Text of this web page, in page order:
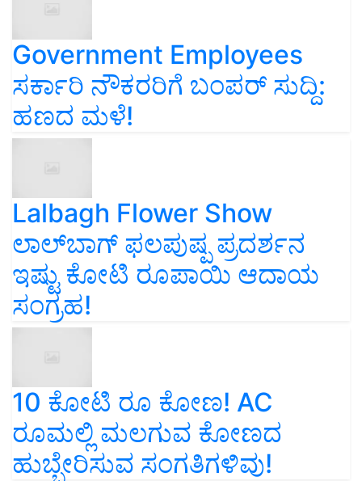
Government Employees
ಸರ್ಕಾರಿ ನೌಕರರಿಗೆ ಬಂಪರ್‌ ಸುದ್ದಿ:
ಹಣದ ಮಳೆ!
Lalbagh Flower Show
ಲಾಲ್‌ಬಾಗ್ ಫಲಪುಷ್ಪ ಪ್ರದರ್ಶನ
ಇಷ್ಟು ಕೋಟಿ ರೂಪಾಯಿ ಆದಾಯ
ಸಂಗ್ರಹ!
10 ಕೋಟಿ ರೂ ಕೋಣ! AC
ರೂಮಲ್ಲಿ ಮಲಗುವ ಕೋಣದ
ಹುಬ್ಬೇರಿಸುವ ಸಂಗತಿಗಳಿವು!